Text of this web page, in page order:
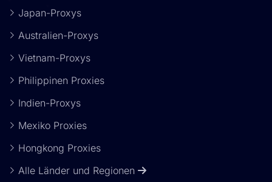
Japan-Proxys
Australien-Proxys
Vietnam-Proxys
Philippinen Proxies
Indien-Proxys
Mexiko Proxies
Hongkong Proxies
Alle Länder und Regionen